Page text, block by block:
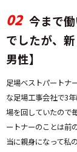
02 今まで
でしたが、
男性】
足場ベストパートナ
な足場工事会社で3
場を回していたので
ートナーのことは前
当に親身になって私